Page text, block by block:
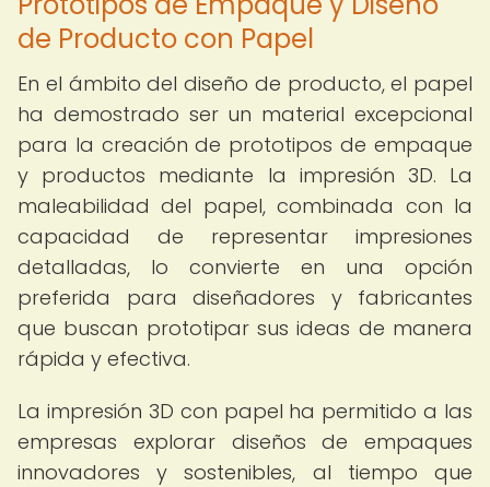
de Producto con Papel
En el ámbito del diseño de producto, el papel
ha demostrado ser un material excepcional
para la creación de prototipos de empaque
y productos mediante la impresión 3D. La
maleabilidad del papel, combinada con la
capacidad de representar impresiones
detalladas, lo convierte en una opción
preferida para diseñadores y fabricantes
que buscan prototipar sus ideas de manera
rápida y efectiva.
La impresión 3D con papel ha permitido a las
empresas explorar diseños de empaques
innovadores y sostenibles, al tiempo que